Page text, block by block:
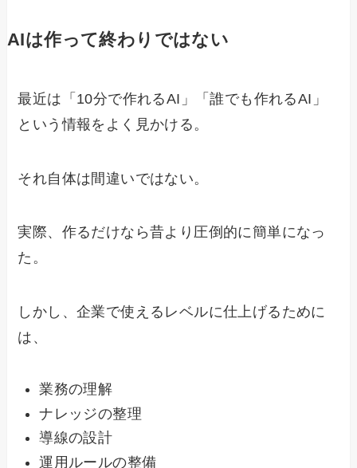
AIは作って終わりではない
最近は「10分で作れるAI」「誰でも作れるAI」
という情報をよく見かける。
それ自体は間違いではない。
実際、作るだけなら昔より圧倒的に簡単になっ
た。
しかし、企業で使えるレベルに仕上げるために
は、
業務の理解
ナレッジの整理
導線の設計
運用ルールの整備